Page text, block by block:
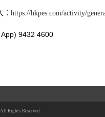
https://hkpes.com/activity/
9432 4600
. All Rights Reserved.